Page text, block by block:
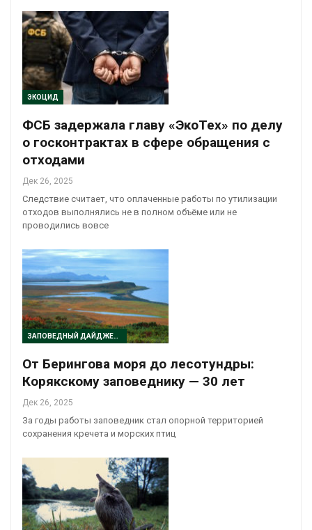
ЭКОЦИД
ФСБ задержала главу «ЭкоТех» по делу
о госконтрактах в сфере обращения с
отходами
Дек 26, 2025
Следствие считает, что оплаченные работы по утилизации
отходов выполнялись не в полном объёме или не
проводились вовсе
ЗАПОВЕДНЫЙ ДАЙДЖЕСТ
От Берингова моря до лесотундры:
Корякскому заповеднику — 30 лет
Дек 26, 2025
За годы работы заповедник стал опорной территорией
сохранения кречета и морских птиц